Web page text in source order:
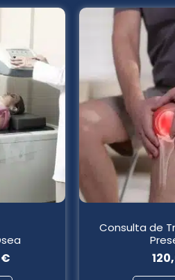
€
Consulta de